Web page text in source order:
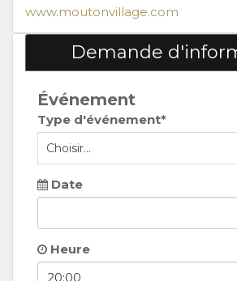
www.moutonvillage.com
Demande
Événement
Type d'événement*
Date
Heure